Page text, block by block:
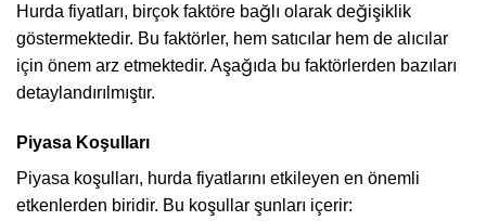
Hurda fiyatları, birçok faktöre bağlı olarak değişiklik
göstermektedir. Bu faktörler, hem satıcılar hem de alıcılar
için önem arz etmektedir. Aşağıda bu faktörlerden bazıları
detaylandırılmıştır.
Piyasa Koşulları
Piyasa koşulları, hurda fiyatlarını etkileyen en önemli
etkenlerden biridir. Bu koşullar şunları içerir: